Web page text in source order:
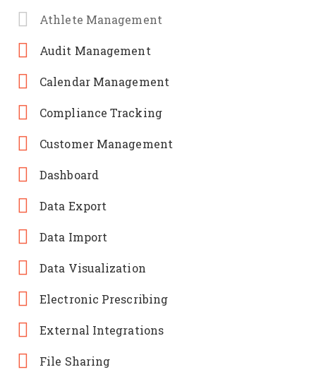
Athlete Management
Audit Management
Calendar Management
Compliance Tracking
Customer Management
Dashboard
Data Export
Data Import
Data Visualization
Electronic Prescribing
External Integrations
File Sharing